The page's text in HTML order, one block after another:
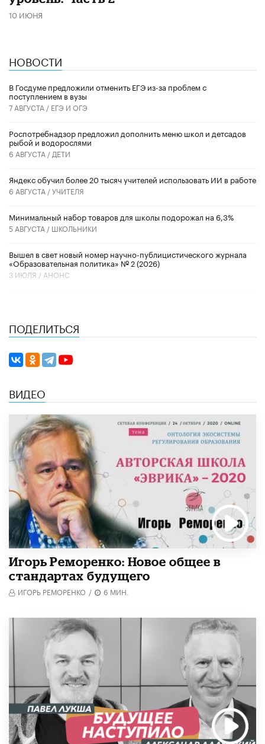
10 ИЮНЯ
НОВОСТИ
В Госдуме предложили отменить ЕГЭ из-за проблем с
поступлением в вузы
7 АВГУСТА / ЕГЭ И ОГЭ
Роспотребнадзор предложил дополнить меню школ и детсадов
рыбой и водорослями
6 АВГУСТА / ДЕТИ
​Яндекс обучил более 20 тысяч учителей использовать ИИ в работе
6 АВГУСТА /УЧИТЕЛЯ
Минимальный набор товаров для школы подорожал на 6,3%
5 АВГУСТА / ШКОЛЬНИКИ
Вышел в свет новый номер научно-публицистического журнала
«Образовательная политика» № 2 (2026)
3 ИЮЛЯ / АНОНС
ПОДЕЛИТЬСЯ
ВИДЕО
Игорь Реморенко: Новое общее в
стандартах будущего
ИГОРЬ РЕМОРЕНКО / 6 МИН.